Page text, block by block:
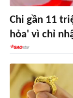
Chi gần 11
hỏa' vì chỉ